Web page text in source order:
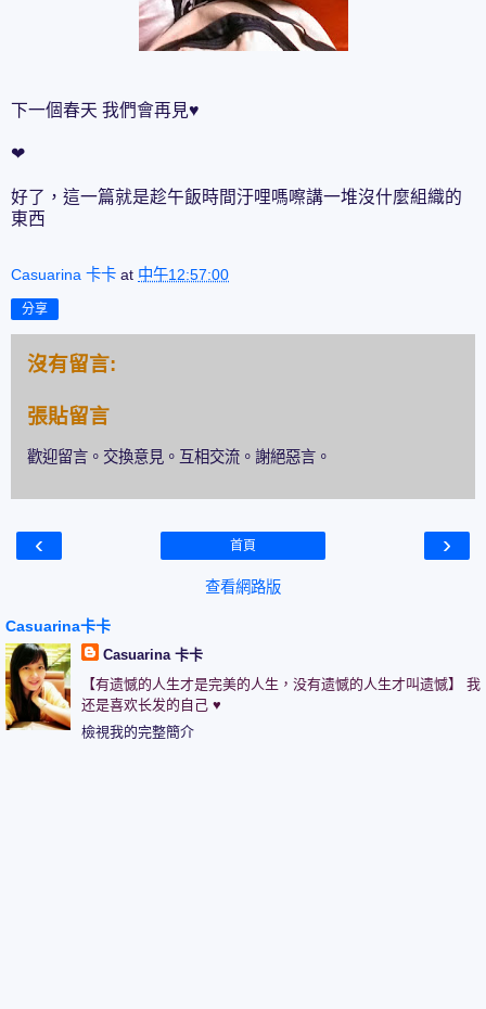
下一個春天 我們會再見♥
❤
好了，這一篇就是趁午飯時間汙哩嗎嚓講一堆沒什麼組織的
東西
Casuarina 卡卡 at 中午12:57:00
分享
沒有留言:
張貼留言
歡迎留言。交換意見。互相交流。謝絕惡言。
‹ ›
首頁
查看網路版
Casuarina卡卡
Casuarina 卡卡
【有遗憾的人生才是完美的人生，没有遗憾的人生才叫遗憾】 我
还是喜欢长发的自己 ♥
檢視我的完整簡介